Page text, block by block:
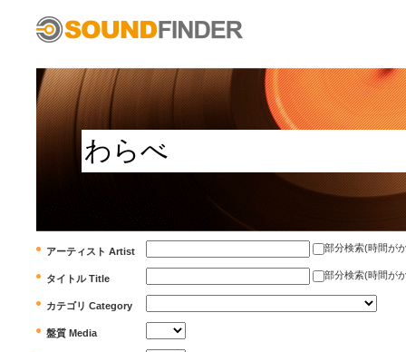
アーティスト Artist 部分検索(時間が
タイトル Title 部分検索(時間が
カテゴリ Category
盤質 Media